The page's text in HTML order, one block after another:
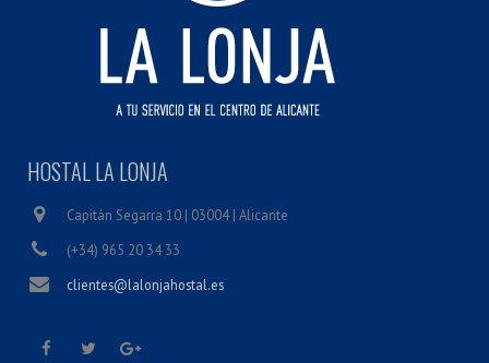
HOSTAL LA LONJA
Capitán Segarra 10 | 03004 | Alicante
(+34) 965 20 34 33
clientes@lalonjahostal.es